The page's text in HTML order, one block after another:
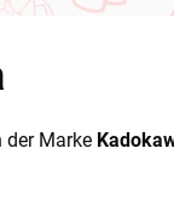
der Marke